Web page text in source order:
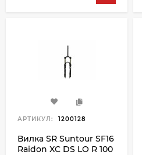
АРТИКУЛ: 1200128
Вилка SR Suntour SF16
Raidon XC DS LO R 100